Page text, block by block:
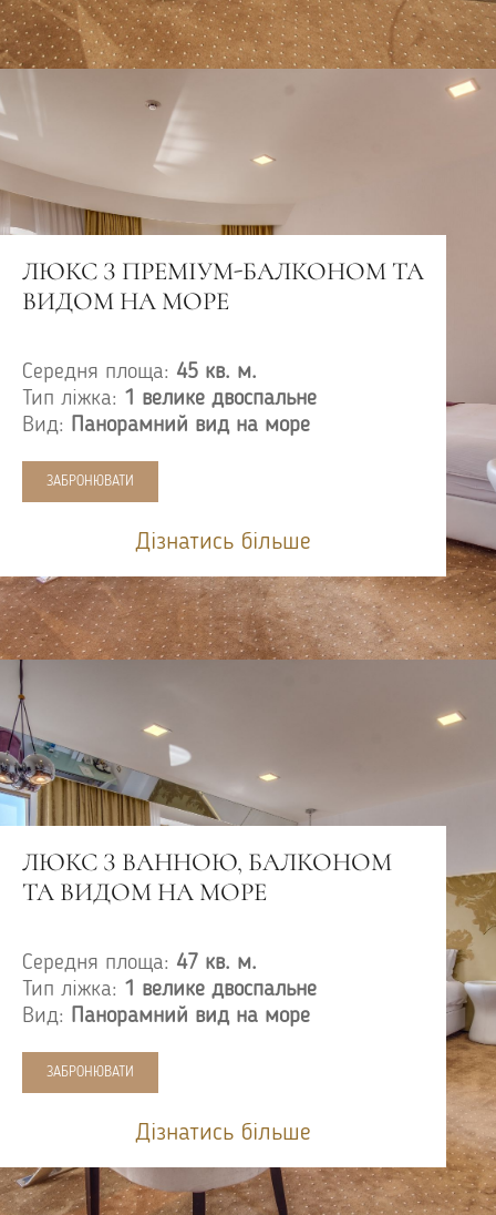
ЛЮКС З ПРЕМІУМ-БАЛКОНОМ ТА
ВИДОМ НА МОРЕ
Середня площа: 45 кв. м.
Тип ліжка: 1 велике двоспальне
Вид: Панорамний вид на море
ЗАБРОНЮВАТИ
Дізнатись більше
ЛЮКС З ВАННОЮ, БАЛКОНОМ
ТА ВИДОМ НА МОРЕ
Середня площа: 47 кв. м.
Тип ліжка: 1 велике двоспальне
Вид: Панорамний вид на море
ЗАБРОНЮВАТИ
Дізнатись більше